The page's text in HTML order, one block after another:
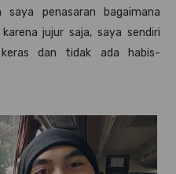
penasaran bagaimana
jujur saja, saya sendiri
dan tidak ada habis-